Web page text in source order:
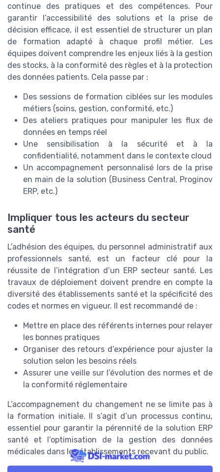
continue des pratiques et des compétences. Pour
garantir l’accessibilité des solutions et la prise de
décision efficace, il est essentiel de structurer un plan
de formation adapté à chaque profil métier. Les
équipes doivent comprendre les enjeux liés à la gestion
des stocks, à la conformité des règles et à la protection
des données patients. Cela passe par :
Des sessions de formation ciblées sur les modules
métiers (soins, gestion, conformité, etc.)
Des ateliers pratiques pour manipuler les flux de
données en temps réel
Une sensibilisation à la sécurité et à la
confidentialité, notamment dans le contexte cloud
Un accompagnement personnalisé lors de la prise
en main de la solution (Business Central, Proginov
ERP, etc.)
Impliquer tous les acteurs du secteur
santé
L’adhésion des équipes, du personnel administratif aux
professionnels santé, est un facteur clé pour la
réussite de l’intégration d’un ERP secteur santé. Les
travaux de déploiement doivent prendre en compte la
diversité des établissements santé et la spécificité des
codes et normes en vigueur. Il est recommandé de :
Mettre en place des référents internes pour relayer
les bonnes pratiques
Organiser des retours d’expérience pour ajuster la
solution selon les besoins réels
Assurer une veille sur l’évolution des normes et de
la conformité réglementaire
L’accompagnement du changement ne se limite pas à
la formation initiale. Il s’agit d’un processus continu,
essentiel pour garantir la pérennité de la solution ERP
santé et l’optimisation de la gestion des données
médicales dans les établissements recevant du public.